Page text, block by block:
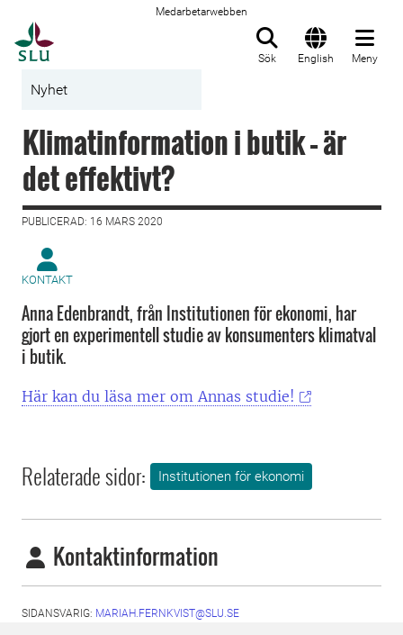
Medarbetarwebben
Sök English Meny
Nyhet
Klimatinformation i butik – är
det effektivt?
PUBLICERAD: 16 MARS 2020
KONTAKT
Anna Edenbrandt, från Institutionen för ekonomi, har
gjort en experimentell studie av konsumenters klimatval
i butik.
Här kan du läsa mer om Annas studie!
Relaterade sidor: Institutionen för ekonomi
Kontaktinformation
SIDANSVARIG: MARIAH.FERNKVIST@SLU.SE